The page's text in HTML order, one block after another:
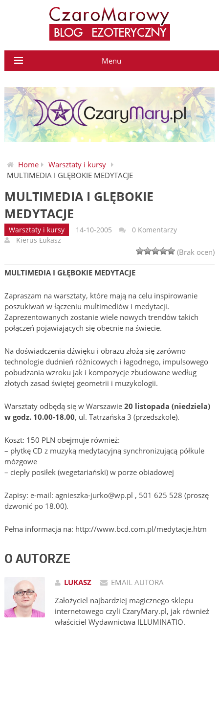
Menu
Home
Warsztaty i kursy
MULTIMEDIA I GLĘBOKIE MEDYTACJE
MULTIMEDIA I GLĘBOKIE
MEDYTACJE
Warsztaty i kursy 14-10-2005
0 Komentarzy
Kierus Łukasz
(Brak ocen)
MULTIMEDIA I GŁĘBOKIE MEDYTACJE
Zapraszam na warsztaty, które mają na celu inspirowanie
poszukiwań w łączeniu multimediów i medytacji.
Zaprezentowanych zostanie wiele nowych trendów takich
połączeń pojawiających się obecnie na świecie.
Na doświadczenia dźwięku i obrazu złożą się zarówno
technologie dudnień różnicowych i łagodnego, impulsowego
pobudzania wzroku jak i kompozycje zbudowane według
złotych zasad świętej geometrii i muzykologii.
Warsztaty odbędą się w Warszawie 20 listopada (niedziela)
w godz. 10.00-18.00, ul. Tatrzańska 3 (przedszkole).
Koszt: 150 PLN obejmuje również:
– płytkę CD z muzyką medytacyjną synchronizującą półkule
mózgowe
– ciepły posiłek (wegetariański) w porze obiadowej
Zapisy: e-mail: agnieszka-jurko@wp.pl , 501 625 528 (proszę
dzwonić po 18.00).
Pełna informacja na: http://www.bcd.com.pl/medytacje.htm
O AUTORZE
LUKASZ
EMAIL AUTORA
Założyciel najbardziej magicznego sklepu
internetowego czyli CzaryMary.pl, jak również
właściciel Wydawnictwa ILLUMINATIO.